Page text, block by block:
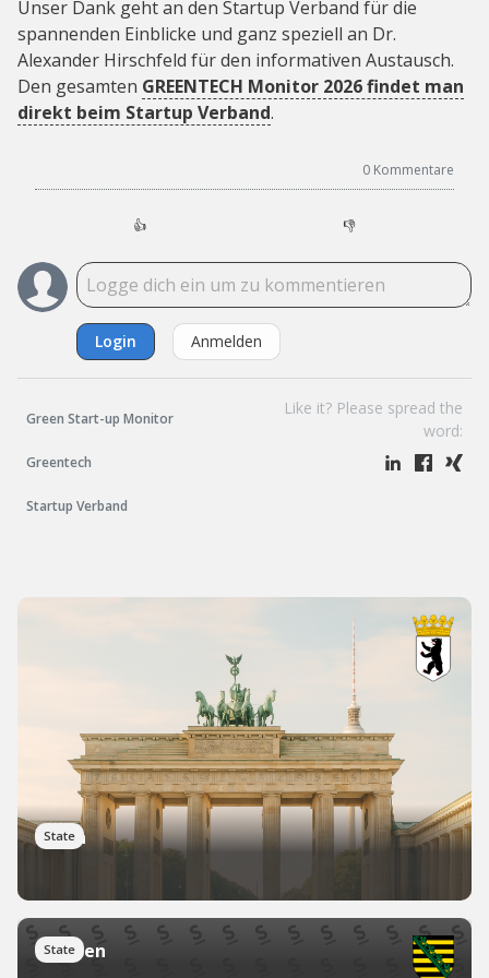
Unser Dank geht an den Startup Verband für die
spannenden Einblicke und ganz speziell an Dr.
Alexander Hirschfeld für den informativen Austausch.
Den gesamten GREENTECH Monitor 2026 findet man
direkt beim Startup Verband.
0 Kommentare
👍 👎
Login Anmelden
Green Start-up Monitor
Greentech
Startup Verband
Like it? Please spread the
word:
State
Berlin
State
Sachsen